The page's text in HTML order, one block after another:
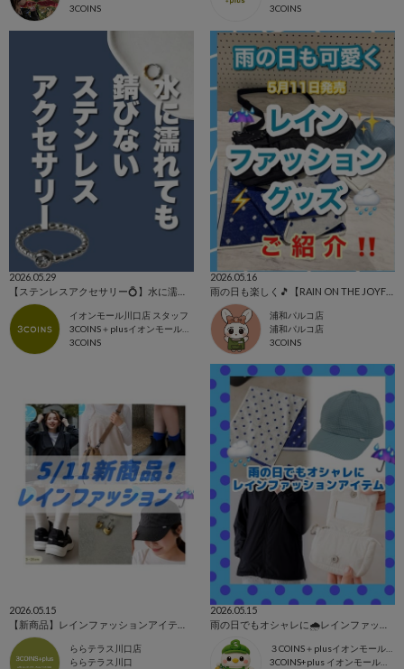
3COINS
3COINS
2026.05.29
イオンモール川口店 スタッフ
3COINS＋plusイオンモール川口店
3COINS
2026.05.16
雨の日も楽しく🎵【RAIN ON THE JOYFUL DAY】
浦和パルコ店
浦和パルコ店
3COINS
2026.05.15
ららテラス川口店
ららテラス川口
2026.05.15